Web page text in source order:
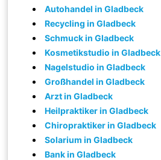
Autohandel in Gladbeck
Recycling in Gladbeck
Schmuck in Gladbeck
Kosmetikstudio in Gladbeck
Nagelstudio in Gladbeck
Großhandel in Gladbeck
Arzt in Gladbeck
Heilpraktiker in Gladbeck
Chiropraktiker in Gladbeck
Solarium in Gladbeck
Bank in Gladbeck